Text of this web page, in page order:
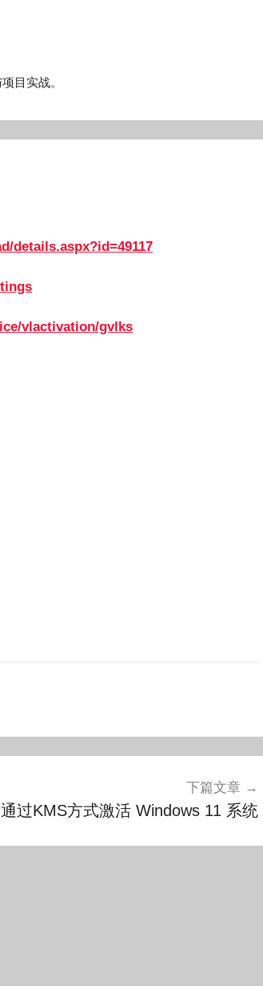
目实战。
details.aspx?id=49117
vlactivation/gvlks
下篇文章
通过KMS方式激活 Windows 11 系统